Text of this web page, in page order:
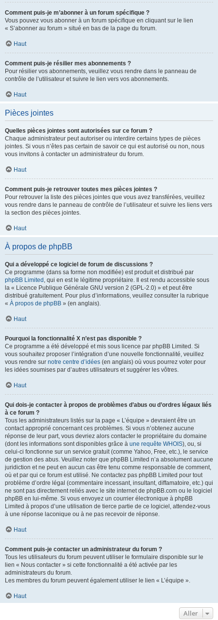
Comment puis-je m’abonner à un forum spécifique ?
Vous pouvez vous abonner à un forum spécifique en cliquant sur le lien
« S’abonner au forum » situé en bas de la page du forum.
Haut
Comment puis-je résilier mes abonnements ?
Pour résilier vos abonnements, veuillez vous rendre dans le panneau de
contrôle de l’utilisateur et suivre le lien vers vos abonnements.
Haut
Pièces jointes
Quelles pièces jointes sont autorisées sur ce forum ?
Chaque administrateur peut autoriser ou interdire certains types de pièces
jointes. Si vous n’êtes pas certain de savoir ce qui est autorisé ou non, nous
vous invitons à contacter un administrateur du forum.
Haut
Comment puis-je retrouver toutes mes pièces jointes ?
Pour retrouver la liste des pièces jointes que vous avez transférées, veuillez
vous rendre dans le panneau de contrôle de l’utilisateur et suivre les liens vers
la section des pièces jointes.
Haut
À propos de phpBB
Qui a développé ce logiciel de forum de discussions ?
Ce programme (dans sa forme non modifiée) est produit et distribué par
phpBB Limited , qui en est le légitime propriétaire. Il est rendu accessible sous
la « Licence Publique Générale GNU version 2 (GPL-2.0) » et peut être
distribué gratuitement. Pour plus d’informations, veuillez consulter la rubrique
« À propos de phpBB » (en anglais).
Haut
Pourquoi la fonctionnalité X n’est pas disponible ?
Ce programme a été développé et mis sous licence par phpBB Limited. Si
vous souhaitez proposer l’intégration d’une nouvelle fonctionnalité, veuillez
vous rendre sur notre centre d’idées (en anglais) où vous pourrez voter pour
les idées soumises par d’autres utilisateurs et suggérer les vôtres.
Haut
Qui dois-je contacter à propos de problèmes d’abus ou d’ordres légaux liés
à ce forum ?
Tous les administrateurs listés sur la page « L’équipe » devraient être un
contact approprié concernant ces problèmes. Si vous n’obtenez aucune
réponse de leur part, vous devriez alors contacter le propriétaire du domaine
(dont les informations sont disponibles grâce à une requête WHOIS), ou, si
celui-ci fonctionne sur un service gratuit (comme Yahoo, Free, etc.), le service
de gestion des abus. Veuillez noter que phpBB Limited n’a absolument aucune
juridiction et ne peut en aucun cas être tenu comme responsable de comment,
où et par qui ce forum est utilisé. Ne contactez pas phpBB Limited pour tout
problème d’ordre légal (commentaire incessant, insultant, diffamatoire, etc.) qui
ne sont pas directement reliés avec le site internet de phpBB.com ou le logiciel
phpBB en lui-même. Si vous envoyez un courrier électronique à phpBB
Limited à propos d’une utilisation de tierce partie de ce logiciel, attendez-vous
à une réponse laconique ou à ne pas recevoir de réponse.
Haut
Comment puis-je contacter un administrateur du forum ?
Tous les utilisateurs du forum peuvent utiliser le formulaire disponible sur le
lien « Nous contacter » si cette fonctionnalité a été activée par les
administrateurs du forum.
Les membres du forum peuvent également utiliser le lien « L’équipe ».
Haut
Aller